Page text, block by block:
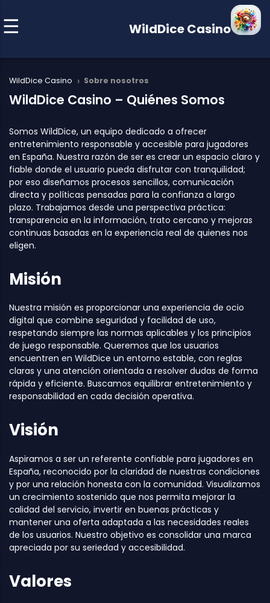
WildDice Casino
WildDice Casino › Sobre nosotros
WildDice Casino – Quiénes Somos
Somos WildDice, un equipo dedicado a ofrecer
entretenimiento responsable y accesible para jugadores
en España. Nuestra razón de ser es crear un espacio claro y
fiable donde el usuario pueda disfrutar con tranquilidad;
por eso diseñamos procesos sencillos, comunicación
directa y políticas pensadas para la confianza a largo
plazo. Trabajamos desde una perspectiva práctica:
transparencia en la información, trato cercano y mejoras
continuas basadas en la experiencia real de quienes nos
eligen.
Misión
Nuestra misión es proporcionar una experiencia de ocio
digital que combine seguridad y facilidad de uso,
respetando siempre las normas aplicables y los principios
de juego responsable. Queremos que los usuarios
encuentren en WildDice un entorno estable, con reglas
claras y una atención orientada a resolver dudas de forma
rápida y eficiente. Buscamos equilibrar entretenimiento y
responsabilidad en cada decisión operativa.
Visión
Aspiramos a ser un referente confiable para jugadores en
España, reconocido por la claridad de nuestras condiciones
y por una relación honesta con la comunidad. Visualizamos
un crecimiento sostenido que nos permita mejorar la
calidad del servicio, invertir en buenas prácticas y
mantener una oferta adaptada a las necesidades reales
de los usuarios. Nuestro objetivo es consolidar una marca
apreciada por su seriedad y accesibilidad.
Valores